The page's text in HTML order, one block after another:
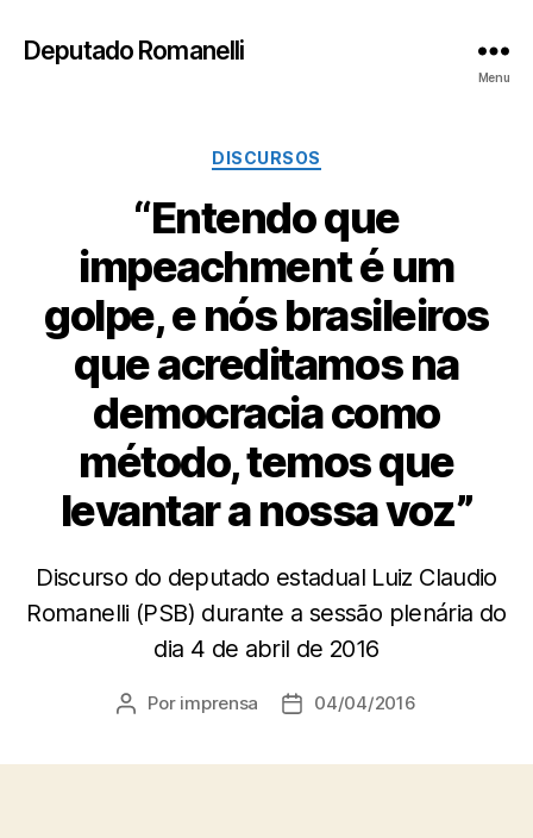
Deputado Romanelli
Menu
Categorias
DISCURSOS
“ Entendo que
impeachment é um
golpe, e nós brasileiros
que acreditamos na
democracia como
método, temos que
levantar a nossa voz”
Discurso do deputado estadual Luiz Claudio
Romanelli (PSB) durante a sessão plenária do
dia 4 de abril de 2016
Autor
Por imprensa
Data04/04/2016